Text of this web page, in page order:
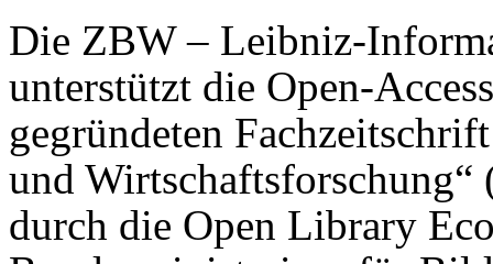
Die ZBW – Leibniz-
unterstützt die Open-
gegründeten
und
durch die Open Library